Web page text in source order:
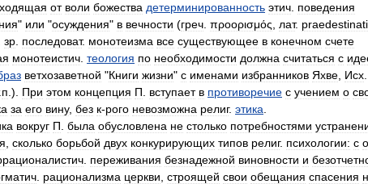
от воли божества детерминированность этич поведения
" или "осуждения" в вечности (греч προορισμός лат.
зр последоват. монотеизма все существующее в конечном счете
монотеистич теология по необходимости должна считаться с
ветхозаветной "Книги жизни" с именами избранников Яхве Исх
п .). При этом концепция П вступает в противоречие с учением о
за его вину, без к-рого невозможна религ. этика
вокруг П была обусловлена не столько потребностями
сколько борьбой двух конкурирующих типов религ. психологии: с
переживания безнадежной виновности и
рационализма церкви строящей свои обещания спасения